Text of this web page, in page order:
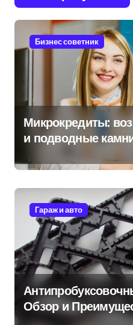
Бизнес советник
Микрокредиты:
и подводные
Гараж и авто
Обзор и